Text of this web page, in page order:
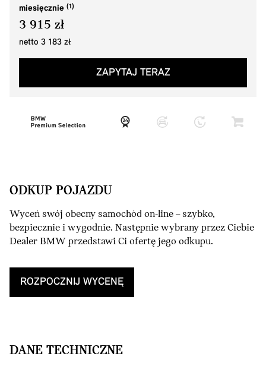
miesięcznie
3 915 zł
netto 3 183 zł
ZAPYTAJ TERAZ
ODKUP POJAZDU
Wyceń swój obecny samochód on-line – szybko,
bezpiecznie i wygodnie. Następnie wybrany przez Ciebie
Dealer BMW przedstawi Ci ofertę jego odkupu.
ROZPOCZNIJ WYCENĘ
DANE TECHNICZNE